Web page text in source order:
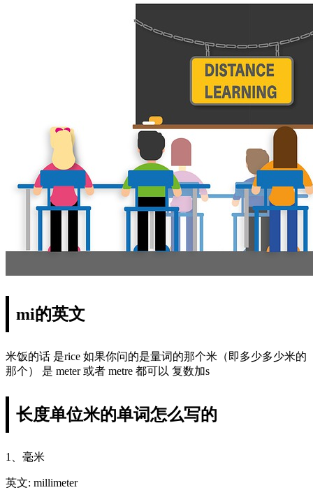
mi的英文
米饭的话 是rice 如果你问的是量词的那个米（即多少多少米的
那个） 是 meter 或者 metre 都可以 复数加s
长度单位米的单词怎么写的
1、毫米
英文: millimeter